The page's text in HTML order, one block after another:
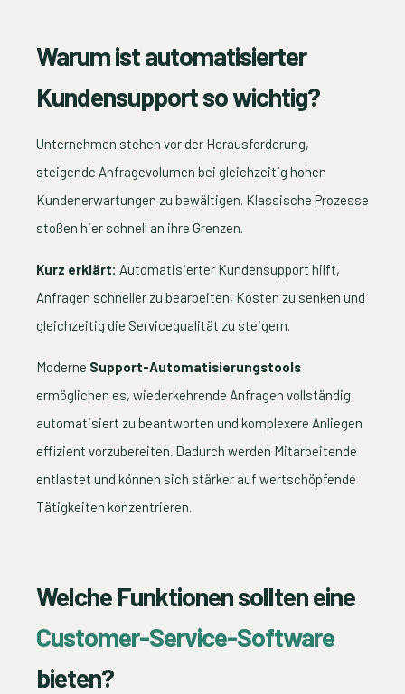
Warum ist automatisierter
Kundensupport so wichtig?
Unternehmen stehen vor der Herausforderung,
steigende Anfragevolumen bei gleichzeitig hohen
Kundenerwartungen zu bewältigen. Klassische Prozesse
stoßen hier schnell an ihre Grenzen.
Kurz erklärt: Automatisierter Kundensupport hilft,
Anfragen schneller zu bearbeiten, Kosten zu senken und
gleichzeitig die Servicequalität zu steigern.
Moderne Support-Automatisierungstools
ermöglichen es, wiederkehrende Anfragen vollständig
automatisiert zu beantworten und komplexere Anliegen
effizient vorzubereiten. Dadurch werden Mitarbeitende
entlastet und können sich stärker auf wertschöpfende
Tätigkeiten konzentrieren.
Welche Funktionen sollten eine
Customer-Service-Software
bieten?